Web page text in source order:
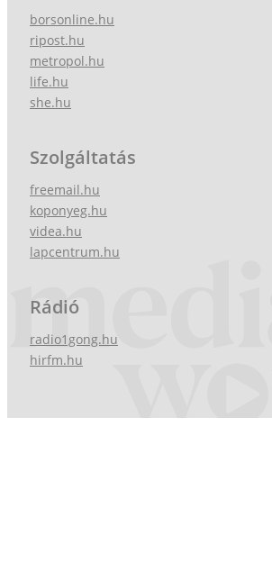
borsonline.hu
ripost.hu
metropol.hu
life.hu
she.hu
Szolgáltatás
freemail.hu
koponyeg.hu
videa.hu
lapcentrum.hu
Rádió
radio1gong.hu
hirfm.hu